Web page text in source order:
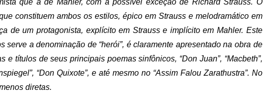
que a de Mahler, com a possível exceção de Richard Strauss. O
constituem ambos os estilos, épico em Strauss e melodramático em
de um protagonista, explícito em Strauss e implícito em Mahler. Este
serve a denominação de “herói”, é claramente apresentado na obra de
e títulos de seus principais poemas sinfônicos, “Don Juan”, “Macbeth”,
“Don Quixote”, e até mesmo no “Assim Falou Zarathustra”. No
diretas.